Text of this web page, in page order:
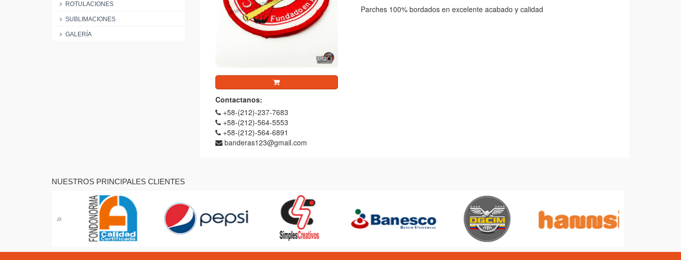
ROTULACIONES
SUBLIMACIONES
GALERÍA
Contactanos:
+58-(212)-237-7683
+58-(212)-564-5553
+58-(212)-564-6891
banderas123@gmail.com
Parches 100% bordados en excelente acabado y calidad
NUESTROS PRINCIPALES CLIENTES